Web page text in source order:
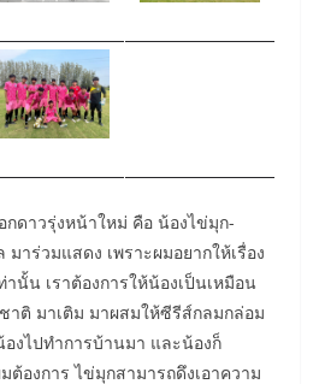
กดาวรุ่งหน้าใหม่ คือ น้องไข่มุก-
ร่วมแสดง เพราะผมอยากให้เรื่อง
นั้น เราต้องการให้น้องเป็นเหมือน
ติ มาเติม มาผสมให้ซีรีส์กลมกล่อม
งไปทำการบ้านมา และน้องก็
ต้องการ ไข่มุกสามารถดึงเอาความ